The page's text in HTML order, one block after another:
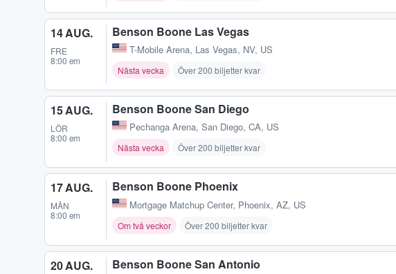
14 AUG.
FRE
8:00 em
Benson Boone Las Vegas
T-Mobile Arena, Las Vegas, NV, US
Nästa vecka Över 200 biljetter kvar
15 AUG.
LÖR
8:00 em
Benson Boone San Diego
Pechanga Arena, San Diego, CA, US
Nästa vecka Över 200 biljetter kvar
17 AUG.
MÅN
8:00 em
Benson Boone Phoenix
Mortgage Matchup Center, Phoenix, AZ, US
Om två veckor Över 200 biljetter kvar
20 AUG. Benson Boone San Antonio